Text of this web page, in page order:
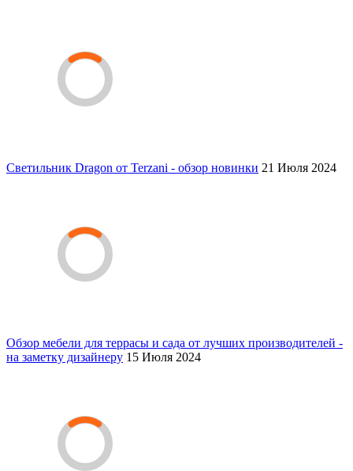
Светильник Dragon от Terzani - обзор новинки 21 Июля 2024
Обзор мебели для террасы и сада от лучших производителей -
на заметку дизайнеру 15 Июля 2024